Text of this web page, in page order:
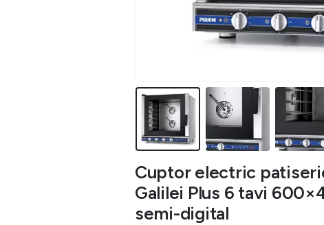
Cuptor electric
Galilei Plus 6 tavi
semi-digital